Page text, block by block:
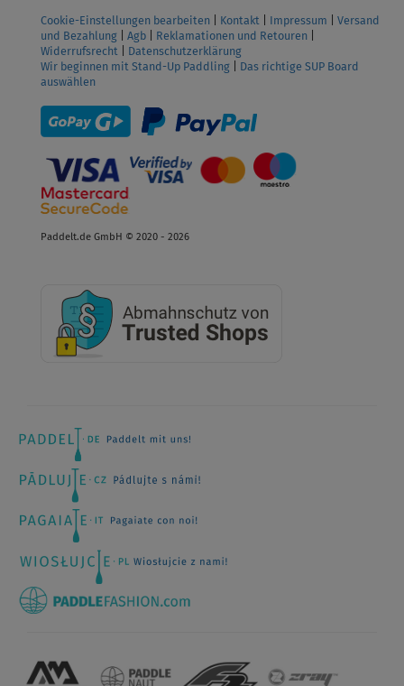
Cookie-Einstellungen bearbeiten Kontakt Impressum
Versand
und Bezahlung
Agb Reklamationen und Retouren
Widerrufsrecht
Datenschutzerklärung
Wir beginnen mit Stand-Up Paddling
Das richtige SUP Board
auswählen
Paddelt.de GmbH © 2020 - 2026